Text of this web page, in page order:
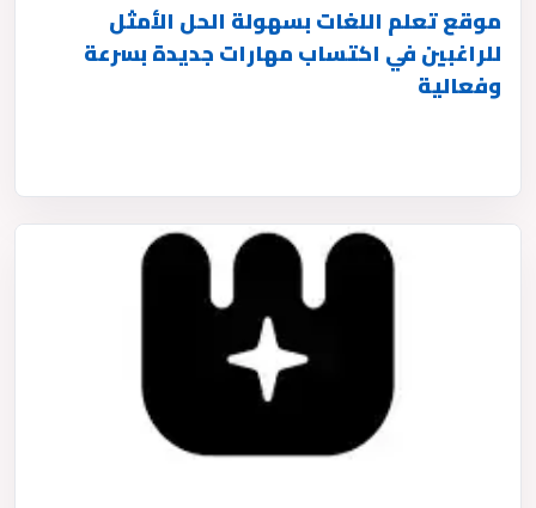
موقع تعلم اللغات بسهولة الحل الأمثل
للراغبين في اكتساب مهارات جديدة بسرعة
وفعالية